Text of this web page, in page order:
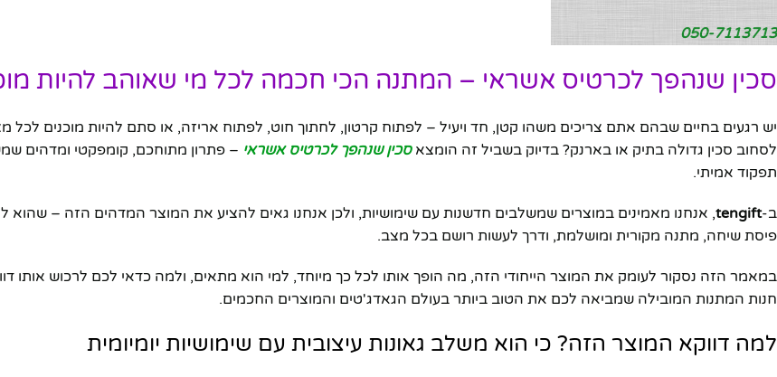
050-7113713
סכין שנהפך לכרטיס אשראי – המתנה הכי חכמה לכל מי שאוהב להיות
יש רגעים בחיים שבהם אתם צריכים משהו קטן, חד ויעיל – לפתוח קרטון, לחתוך חוט, לפתוח אריזה, או סתם להיות מוכנים לכל
לסחוב סכין גדולה בתיק או בארנק? בדיוק בשביל זה הומצאסכין שנהפך לכרטיס אשראי – פתרון מתוחכם, קומפקטי ומדהים
תפקוד אמיתי.
ב-tengift, אנחנו מאמינים במוצרים שמשלבים חדשנות עם שימושיות, ולכן אנחנו גאים להציע את המוצר המדהים הזה – שהוא
פיסת שיחה, מתנה מקורית ומושלמת, ודרך לעשות רושם בכל מצב.
במאמר הזה נסקור לעומק את המוצר הייחודי הזה, מה הופך אותו לכל כך מיוחד, למי הוא מתאים, ולמה כדאי לכם לרכוש אותו
חנות המתנות המובילה שמביאה לכם את הטוב ביותר בעולם הגאדג'טים והמוצרים החכמים.
למה דווקא המוצר הזה? כי הוא משלב גאונות עיצובית עם שימושיות יומיומית